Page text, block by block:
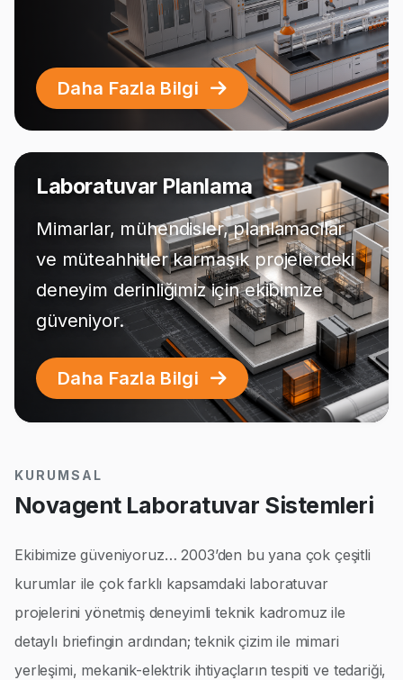
Daha Fazla Bilgi
Laboratuvar Planlama
Mimarlar, mühendisler, planlamacılar
ve müteahhitler karmaşık projelerdeki
deneyim derinliğimiz için ekibimize
güveniyor.
Daha Fazla Bilgi
KURUMSAL
Novagent Laboratuvar Sistemleri
Ekibimize güveniyoruz… 2003’den bu yana çok çeşitli
kurumlar ile çok farklı kapsamdaki laboratuvar
projelerini yönetmiş deneyimli teknik kadromuz ile
detaylı briefingin ardından; teknik çizim ile mimari
yerleşimi, mekanik-elektrik ihtiyaçların tespiti ve tedariği,